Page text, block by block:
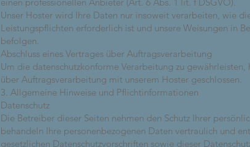
Unser Hoster wird Ihre Daten nur insoweit verarbeiten, wie
Leistungspflichten erforderlich ist und unsere Weisungen in
befolgen.
Abschluss eines Vertrages über Auftragsverarbeitung
Um die datenschutzkonforme Verarbeitung zu gewährleisten,
über Auftragsverarbeitung mit unserem Hoster geschlossen.
3. Allgemeine Hinweise und Pflichtinformationen
Datenschutz
Die Betreiber dieser Seiten nehmen den Schutz Ihrer
behandeln Ihre personenbezogenen Daten vertraulich und
gesetzlichen Datenschutzvorschriften sowie dieser